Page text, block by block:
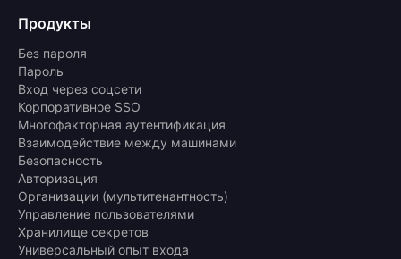
Продукты
Без пароля
Пароль
Вход через соцсети
Корпоративное SSO
Многофакторная аутентификация
Взаимодействие между машинами
Безопасность
Авторизация
Организации (мультитенантность)
Управление пользователями
Хранилище секретов
Универсальный опыт входа